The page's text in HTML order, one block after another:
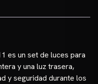
es un set de luces para
y una luz trasera,
y seguridad durante los